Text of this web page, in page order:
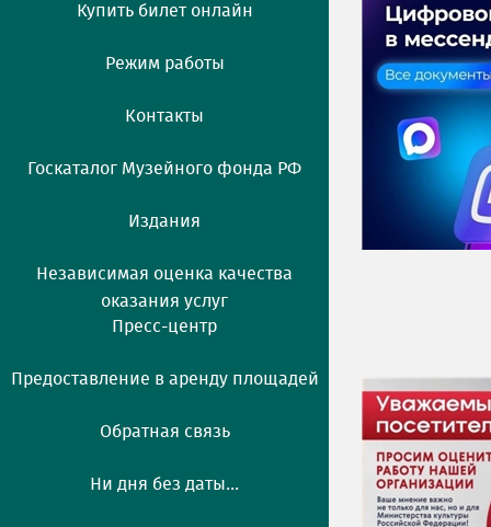
Купить билет онлайн
Режим работы
Контакты
Госкаталог Музейного фонда РФ
Издания
Независимая оценка качества
оказания услуг
Пресс-центр
Предоставление в аренду площадей
Обратная связь
Ни дня без даты...